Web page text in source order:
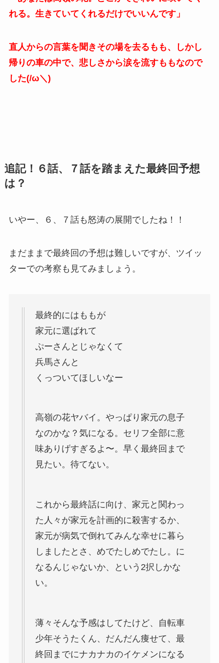
れる。生きていてくれるだけでいいんです」
直人からの言葉を聞きその場を去るもも、しかし
帰りの車の中で、悲しさから涙を流すももなので
した(/ω＼)
追記！６話、７話を踏まえた最終回予想
は？
いやー、６、７話も怒涛の展開でしたね！！
まだままで最終回の予想は難しいですが、ツイッ
ターでの考察も見てみましょう。
最終的にはももが
家元に選ばれて
ぷーさんとじゃなくて
兵馬さんと
くっついてほしいなー
高嶺の花ヤバイ。やっぱり家元の息子
なのかな？気になる。セリフ全部に意
味ありげすぎるよ〜。早く最終回まで
見たい。待てない。
これから最終話に向け、家元と関わっ
た人々が家元を計画的に殺害するか、
家元が病気で倒れてみんな幸せに暮ら
しましたとさ、めでたしめでたし。に
なるんじゃないか、という2択しかな
い。
薄々そんな予感はしてたけど、自転車
少年そうたくん、だんだん痩せて、最
終回までにナカナカのイケメンになる